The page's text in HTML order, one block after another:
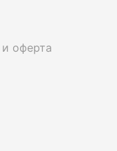
оферта